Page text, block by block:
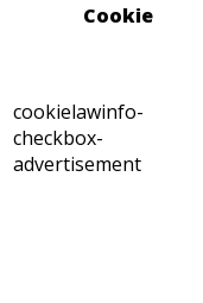
Cookie
cookielawinfo-
checkbox-
advertisement